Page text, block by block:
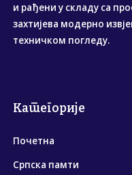
и рађени у складу са
захтијева модерно
техничком погледу.
Категорије
Почетна
Српска памти